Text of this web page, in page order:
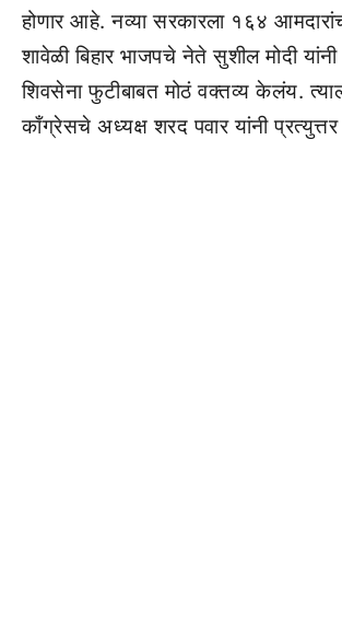
होणार आहे. नव्या सरकारला १६४
शावेळी बिहार भाजपचे नेते सुशील मोदी यांनी
शिवसेना फुटीबाबत मोठं वक्तव्य केलंय.
काँग्रेसचे अध्यक्ष शरद पवार यांनी